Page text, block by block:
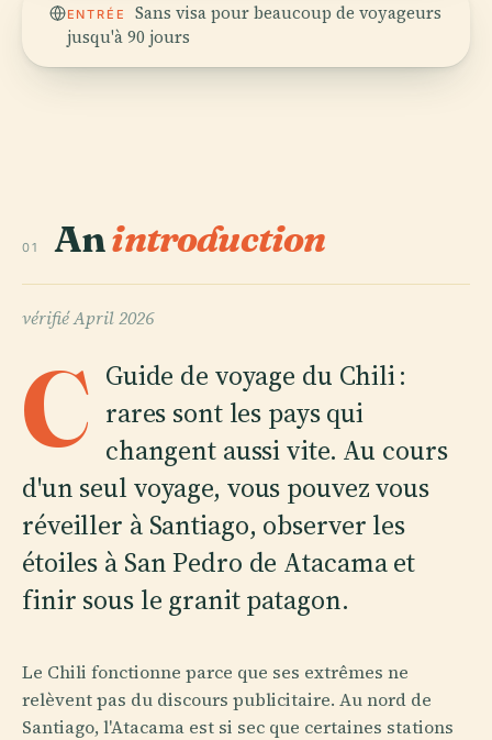
ENTRÉE
Sans visa pour beaucoup de voyageurs
jusqu'à 90 jours
01 Anintroduction
vérifiéApril 2026
C Guide de voyage du Chili :
rares sont les pays qui
changent aussi vite. Au cours
d'un seul voyage, vous pouvez vous
réveiller à Santiago, observer les
étoiles à San Pedro de Atacama et
finir sous le granit patagon.
Le Chili fonctionne parce que ses extrêmes ne
relèvent pas du discours publicitaire. Au nord de
Santiago, l'Atacama est si sec que certaines stations